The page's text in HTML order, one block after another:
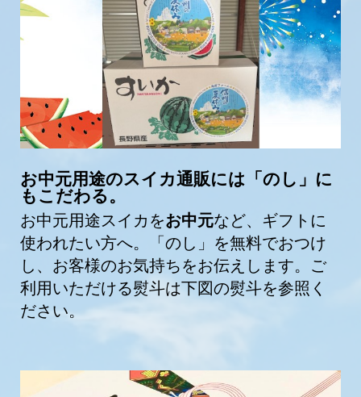
お中元用途のスイカ通販には「のし」に
もこだわる。
お中元用途スイカをお中元など、ギフトに
使われたい方へ。「のし」を無料でおつけ
し、お客様のお気持ちをお伝えします。ご
利用いただける熨斗は下図の熨斗を参照く
ださい。